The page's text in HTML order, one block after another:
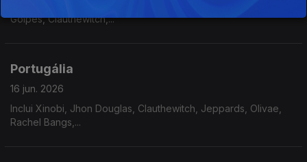
Golpes, Clauthewitch,...
Portugália
16 jun. 2026
Inclui Xinobi, Jhon Douglas, Clauthewitch, Jeppards, Olivae,
Rachel Bangs,...